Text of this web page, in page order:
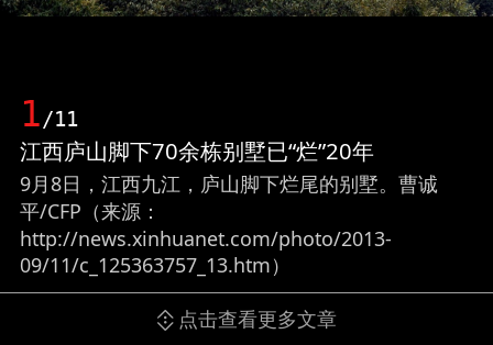
1/11
江西庐山脚下70余栋别墅已“烂”20年
9月8日，江西九江，庐山脚下烂尾的别墅。曹诚
平/CFP（来源：
http://news.xinhuanet.com/photo/2013-
09/11/c_125363757_13.htm）
点击查看更多文章